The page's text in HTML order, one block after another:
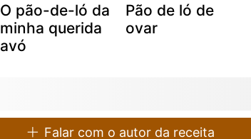
O pão-de-ló da
minha querida
avó
Pão de ló de
ovar
Falar com o autor da receita